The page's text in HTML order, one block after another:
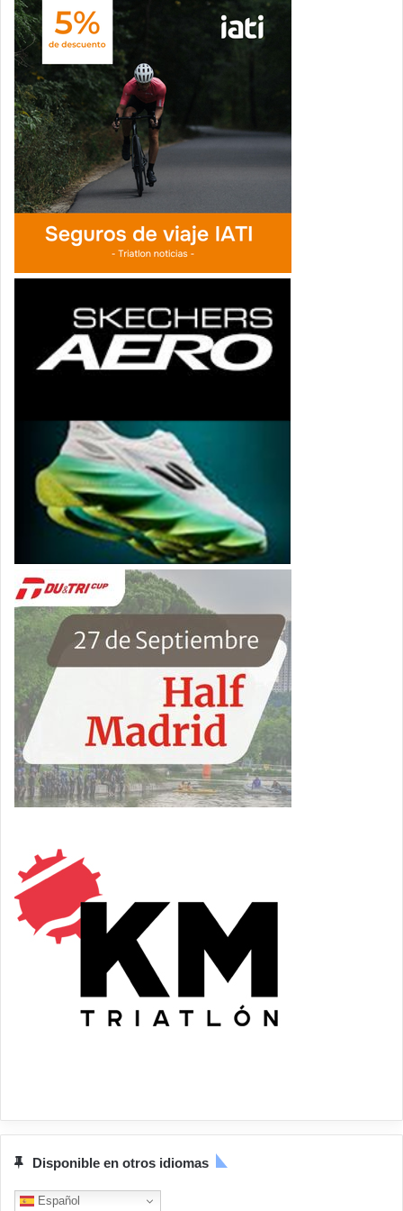
Disponible en otros idiomas
Español